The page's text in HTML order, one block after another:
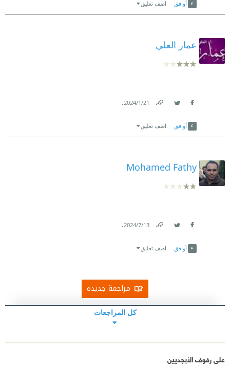
أوافق اضف تعليق
عمار العلي
21‏/1‏/2024
.
أوافق اضف تعليق
Mohamed Fathy
13‏/7‏/2024
.
أوافق اضف تعليق
مراجعة جديدة
كل المراجعات
على رفوف الأبجديين